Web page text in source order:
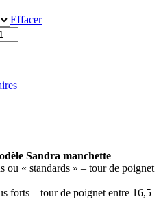
Effacer
Sandra manchette
ou « standards » – tour de poignet
forts – tour de poignet entre 16,5